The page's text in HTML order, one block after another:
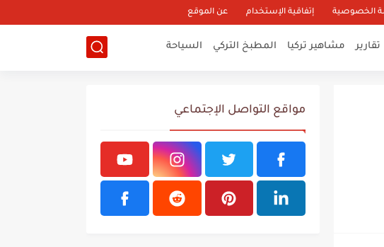
الخصوصية إتفاقية الإستخدام عن الموقع
تقارير مشاهير تركيا المطبخ التركي السياحة
مواقع التواصل الإجتماعي